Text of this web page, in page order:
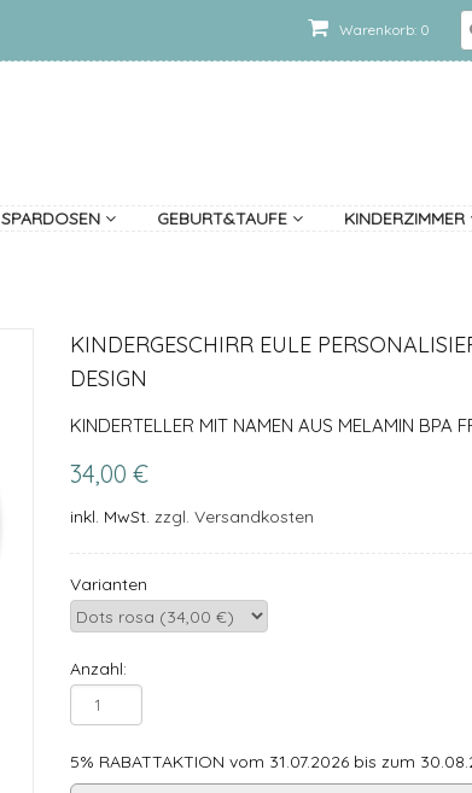
Warenkorb: 0
SPARDOSEN GEBURT&TAUFE KINDERZIMMER
KINDERGESCHIRR EULE
DESIGN
KINDERTELLER MIT NAMEN AUS MELAMIN BPA
34,00 €
inkl. MwSt. zzgl. Versandkosten
Varianten
Anzahl:
5% RABATTAKTION vom 31.07.2026 bis zum